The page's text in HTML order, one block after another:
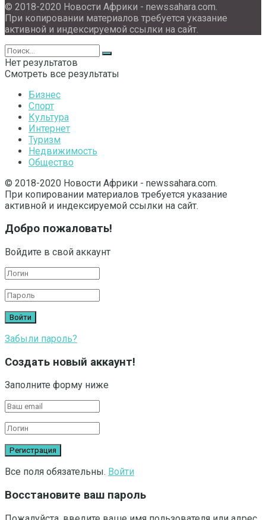
© 2018-2020 Новости Африки - newssahara.com.
При копировании материалов требуется указание
активной и индексируемой ссылки на сайт.
Нет результатов
Смотреть все результаты
Бизнес
Спорт
Культура
Интернет
Туризм
Недвижимость
Общество
© 2018-2020 Новости Африки - newssahara.com.
При копировании материалов требуется указание
активной и индексируемой ссылки на сайт.
Добро пожаловать!
Войдите в свой аккаунт
Забыли пароль?
Создать новый аккаунт!
Заполните форму ниже
Все поля обязательны. Войти
Восстановите ваш пароль